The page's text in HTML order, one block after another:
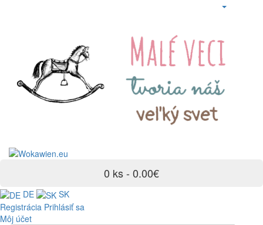
0 ks - 0.00€
DE
SK
Registrácia Prihlásiť sa
Môj účet